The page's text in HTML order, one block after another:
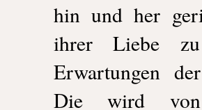
hin und her
ihrer Liebe
Erwartungen
Die wird